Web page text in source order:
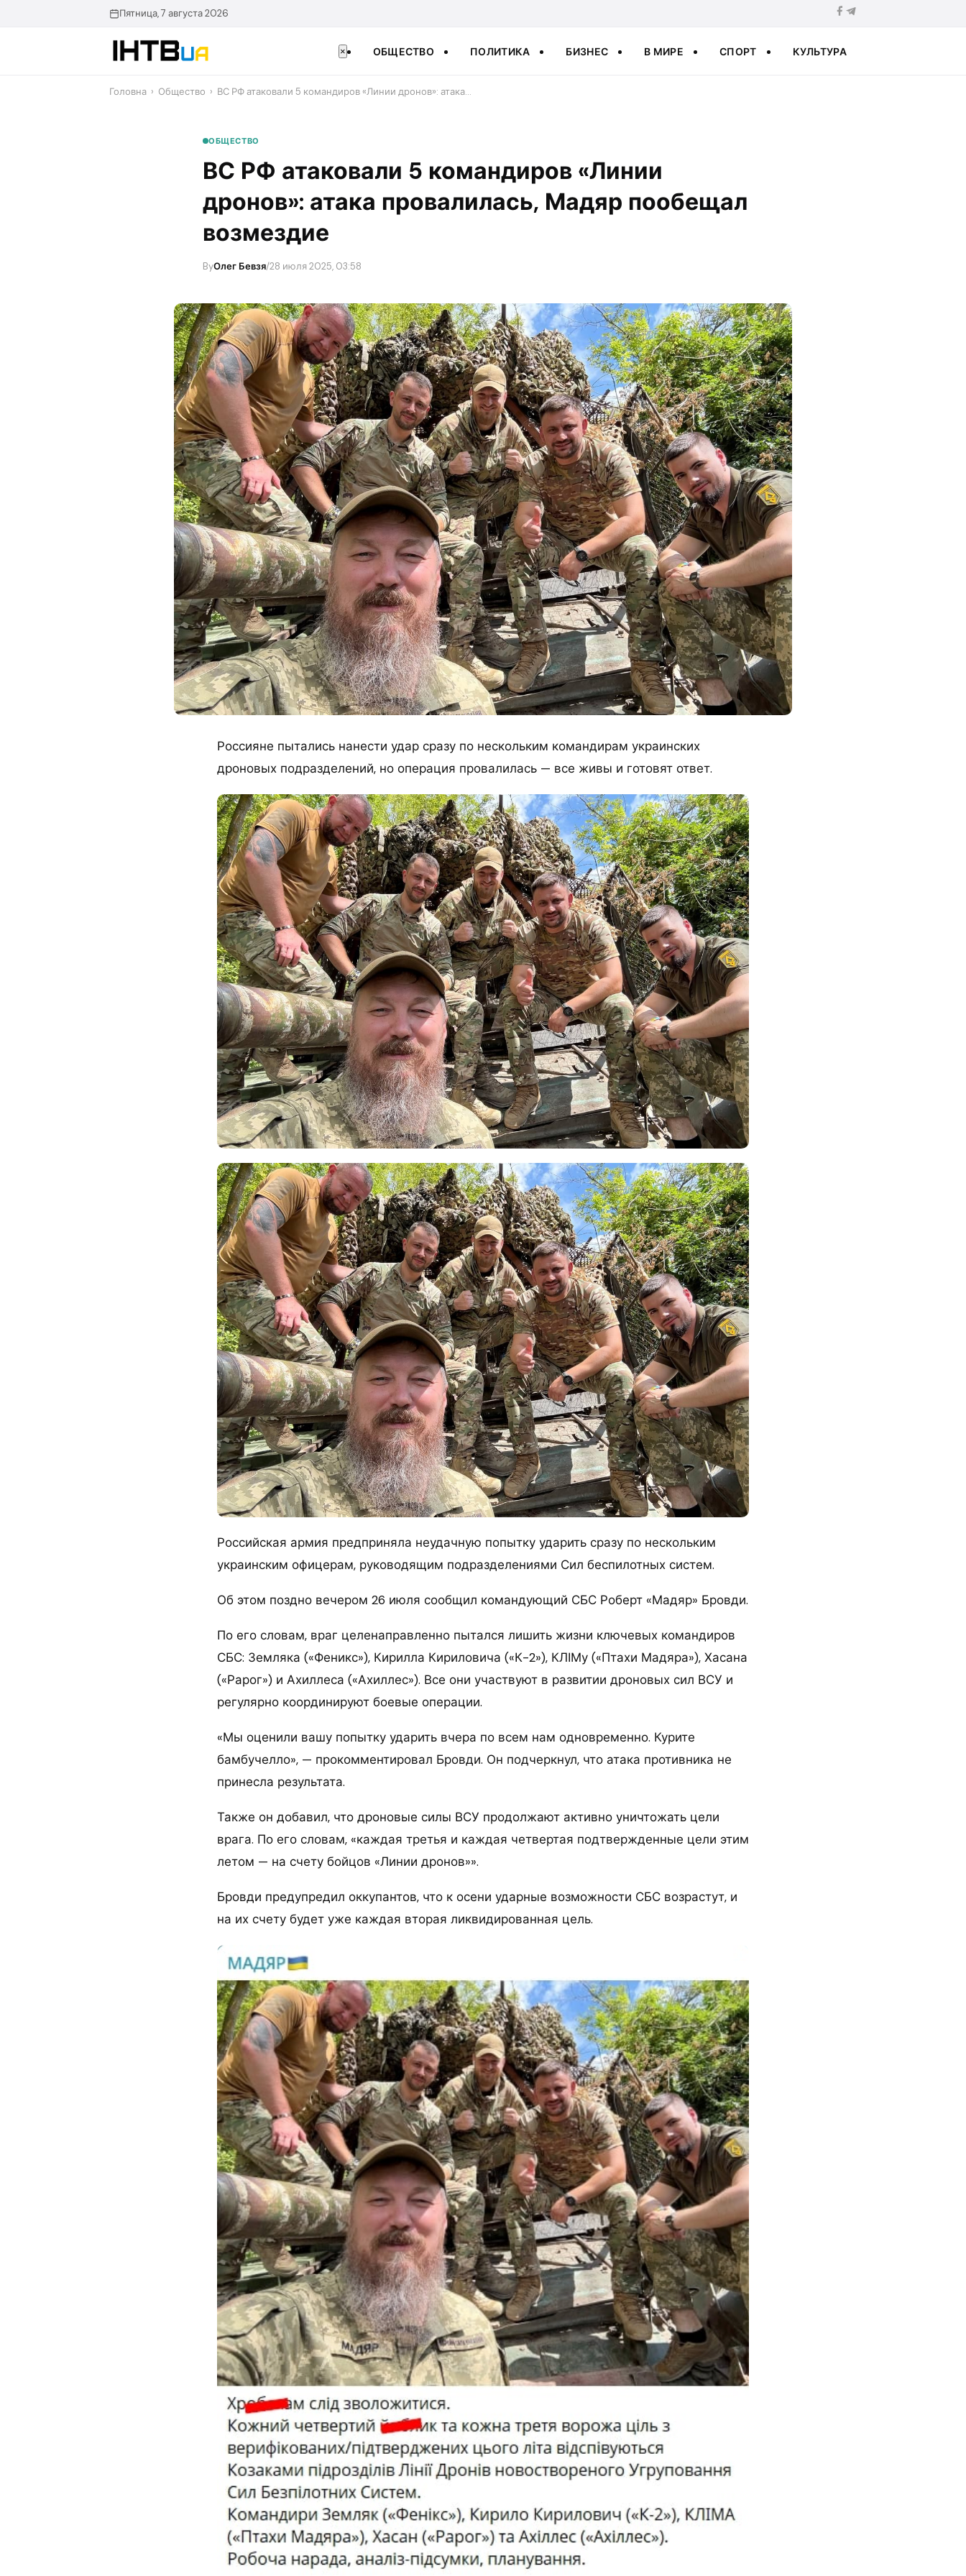
Пятница, 7 августа 2026
× ОБЩЕСТВО ПОЛИТИКА БИЗНЕС В МИРЕ СПОРТ КУЛЬТУРА
Головна › Общество › ВС РФ атаковали 5 командиров «Линии дронов»: атака…
ОБЩЕСТВО
ВС РФ атаковали 5 командиров «Линии
дронов»: атака провалилась, Мадяр пообещал
возмездие
ByОлег Бевзя/28 июля 2025, 03:58
​Россияне пытались нанести удар сразу по нескольким командирам украинских
дроновых подразделений, но операция провалилась — все живы и готовят ответ.
Российская армия предприняла неудачную попытку ударить сразу по нескольким
украинским офицерам, руководящим подразделениями Сил беспилотных систем.
Об этом поздно вечером 26 июля сообщил командующий СБС Роберт «Мадяр» Бровди.
По его словам, враг целенаправленно пытался лишить жизни ключевых командиров
СБС: Земляка («Феникс»), Кирилла Кириловича («К-2»), КЛІМу («Птахи Мадяра»), Хасана
(«Рарог») и Ахиллеса («Ахиллес»). Все они участвуют в развитии дроновых сил ВСУ и
регулярно координируют боевые операции.
«Мы оценили вашу попытку ударить вчера по всем нам одновременно. Курите
бамбучелло», — прокомментировал Бровди. Он подчеркнул, что атака противника не
принесла результата.
Также он добавил, что дроновые силы ВСУ продолжают активно уничтожать цели
врага. По его словам, «каждая третья и каждая четвертая подтвержденные цели этим
летом — на счету бойцов «Линии дронов»».
Бровди предупредил оккупантов, что к осени ударные возможности СБС возрастут, и
на их счету будет уже каждая вторая ликвидированная цель.